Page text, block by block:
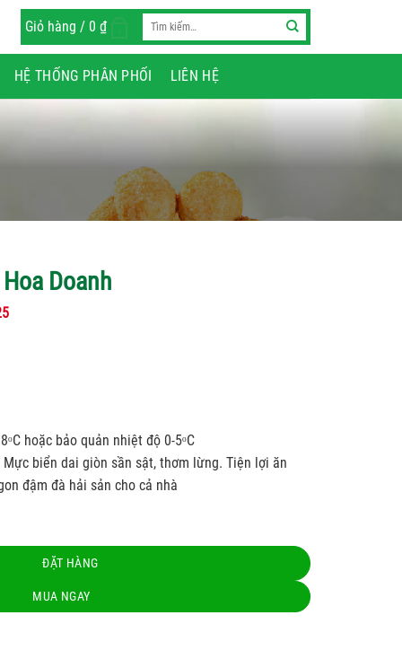
Giỏ hàng / 0 ₫
Tìm
HỆ THỐNG PHÂN PHỐI LIÊN HỆ
Doanh
hoặc bảo quản nhiệt độ 0-5ᵒC
Mực biển dai giòn sần sật, thơm lừng. Tiện lợi ăn
đậm đà hải sản cho cả nhà
ĐẶT HÀNG
MUA NGAY